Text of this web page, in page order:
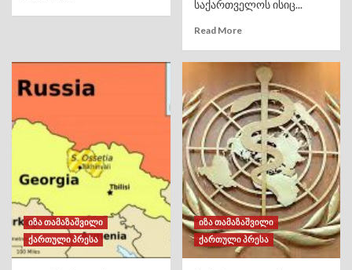
საქართველოს ისიც...
Read More
იზა თამაზაშვილი
ქართული პრესა
იზა თამაზაშვილი
ქართული პრესა